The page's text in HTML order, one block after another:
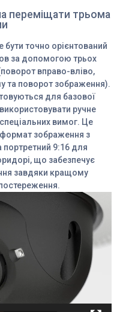
переміщати трьома
точно орієнтований
за допомогою трьох
вправо-вліво,
та поворот зображення).
для базової
ручне
вимог. Це
зображення з
9:16 для
що забезпечує
завдяки кращому